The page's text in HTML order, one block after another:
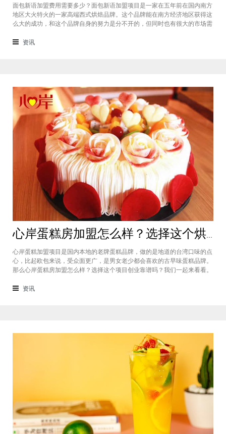
面包新语加盟费用需要多少？面包新语加盟项目是一家在五年前在国内南方
地区大火特火的一家高端西式烘焙品牌。这个品牌能在南方经济地区获得这
么大的成功，和这个品牌自身的努力是分不开的，但同时也有很大的市场需
在国内市场上的首先一家传统地道且正宗的西式烘焙品牌，这对于很多国内
资讯
心岸蛋糕房加盟怎么样？选择这个烘焙品牌创业靠谱吗
心岸蛋糕加盟项目是国内本地的老牌蛋糕品牌，做的是地道的台湾口味的点
心，比起欧包来说，受众面更广，是男女老少都会喜欢的古早味蛋糕品牌。
那么心岸蛋糕房加盟怎么样？选择这个项目创业靠谱吗？我们一起来看看。
要不就是流行可颂，怎么还会有加盟商去加盟传统烘焙店呢？这您就有所不
资讯